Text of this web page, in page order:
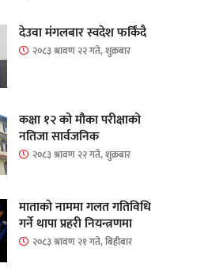
देउवा मंगलबार स्वदेश फर्किंदै
२०८३ श्रावण २२ गते, शुक्रबार
कक्षा १२ को मौका परीक्षाको
नतिजा सार्वजनिक
२०८३ श्रावण २२ गते, शुक्रबार
माताकाे नाममा गलत गतिविधि
गर्ने थापा प्रहरी नियन्त्रणमा
२०८३ श्रावण २१ गते, बिहीबार